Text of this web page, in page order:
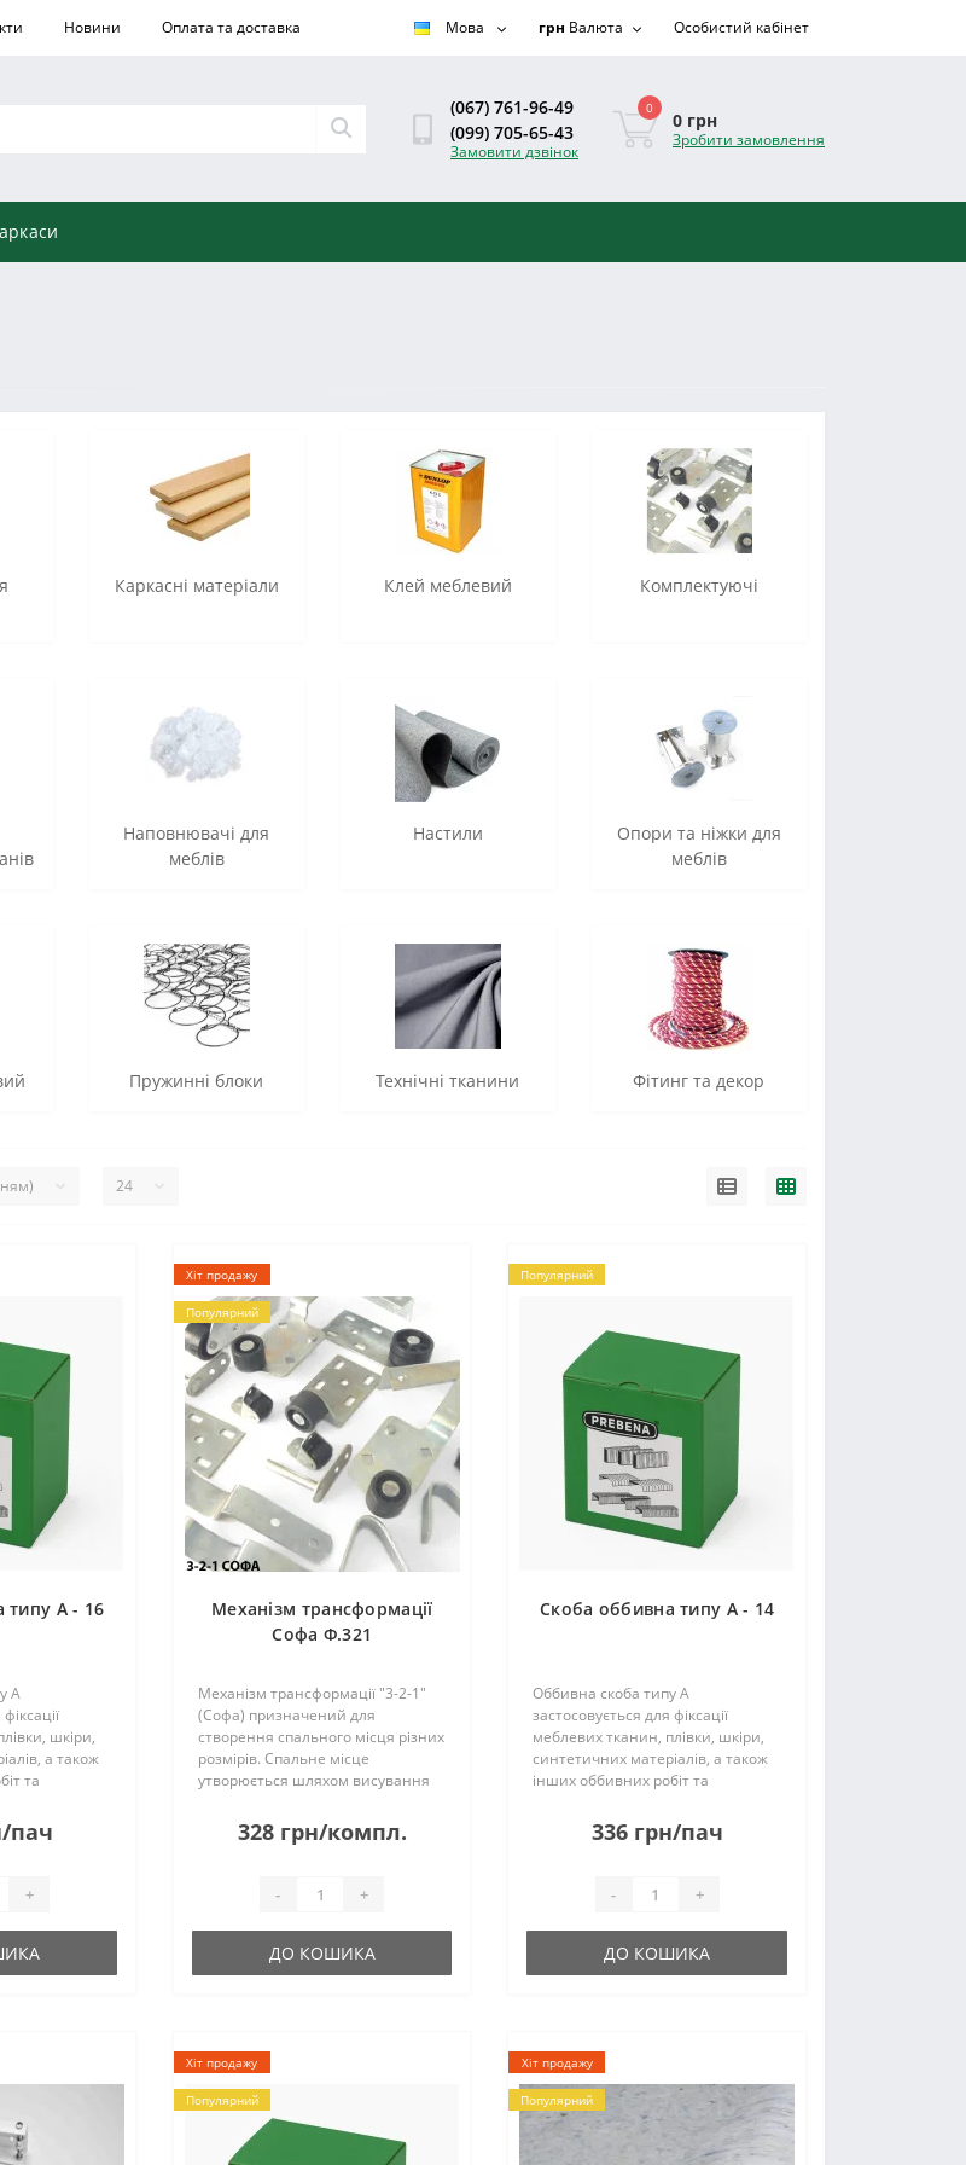
Новини Оплата та доставка Мова грн Валюта Особистий кабінет
(067) 761-96-49
(099) 705-65-43
Замовити дзвінок
0
0 грн
Зробити замовлення
Каркасні матеріали Клей меблевий Комплектуючі
Наповнювачі для
меблів
Настили
Опори та ніжки для
меблів
Пружинні блоки Технічні тканини Фітинг та декор
типу A - 16
A
шкіри,
а також
та
та
10 упаковок.
пач
+
Хіт продажу
Популярний
Механізм трансформації
Софа Ф.321
Механізм трансформації "3-2-1"
(Софа) призначений для
створення спального місця різних
розмірів. Спальне місце
утворюється шляхом висування
на 3 частини: підголівник,
середня частина та нога. Основні
328 грн/компл.
- +
ДО КОШИКА
Популярний
Скоба оббивна типу A - 14
Оббивна скоба типу A
застосовується для фіксації
меблевих тканин, плівки, шкіри,
синтетичних матеріалів, а також
інших оббивних робіт та
Продається упаковками та
ящиками, в 1 ящику - 10 упаковок.
336 грн/пач
- +
ДО КОШИКА
Хіт продажу
Популярний
Хіт продажу
Популярний